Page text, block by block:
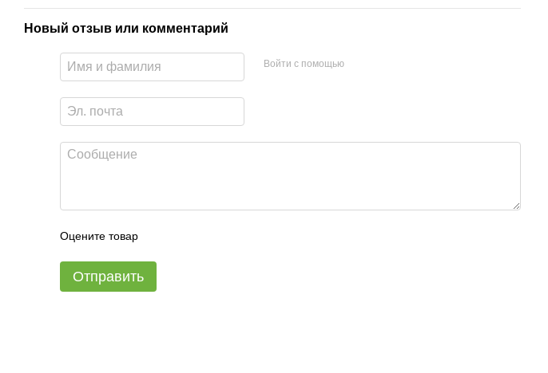
Новый отзыв или комментарий
Войти с помощью
Оцените товар
Отправить